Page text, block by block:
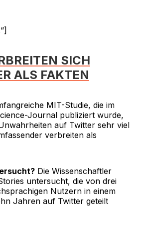
SICH
ALS FAKTEN
MIT-Studie, die im
Journal publiziert wurde,
auf Twitter sehr viel
verbreiten als
Die Wissenschaftler
untersucht, die von drei
Nutzern in einem
Jahren auf Twitter geteilt